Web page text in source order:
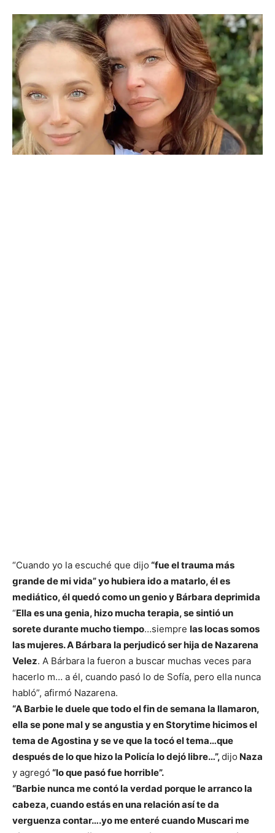
“Cuando yo la escuché que dijo “fue el trauma más
grande de mi vida” yo hubiera ido a matarlo, él es
mediático, él quedó como un genio y Bárbara deprimida
“Ella es una genia, hizo mucha terapia, se sintió un
sorete durante mucho tiempo…siempre las locas somos
las mujeres. A Bárbara la perjudicó ser hija de Nazarena
Velez. A Bárbara la fueron a buscar muchas veces para
hacerlo m… a él, cuando pasó lo de Sofía, pero ella nunca
habló”, afirmó Nazarena.
“A Barbie le duele que todo el fin de semana la llamaron,
ella se pone mal y se angustia y en Storytime hicimos el
tema de Agostina y se ve que la tocó el tema…que
después de lo que hizo la Policía lo dejó libre…”,dijo Naza
y agregó “lo que pasó fue horrible”.
“Barbie nunca me contó la verdad porque le arranco la
cabeza, cuando estás en una relación así te da
verguenza contar….yo me enteré cuando Muscari me